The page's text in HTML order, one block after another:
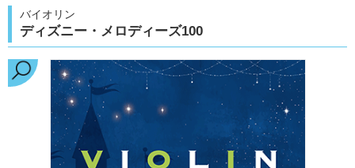
バイオリン
ディズニー・メロディーズ100